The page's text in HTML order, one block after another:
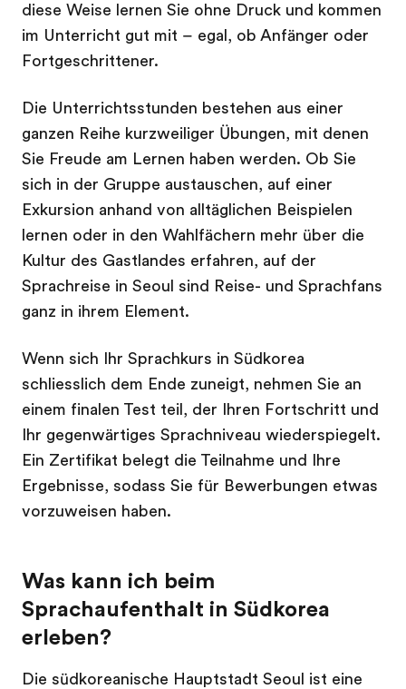
diese Weise lernen Sie ohne Druck und kommen
im Unterricht gut mit – egal, ob Anfänger oder
Fortgeschrittener.
Die Unterrichtsstunden bestehen aus einer
ganzen Reihe kurzweiliger Übungen, mit denen
Sie Freude am Lernen haben werden. Ob Sie
sich in der Gruppe austauschen, auf einer
Exkursion anhand von alltäglichen Beispielen
lernen oder in den Wahlfächern mehr über die
Kultur des Gastlandes erfahren, auf der
Sprachreise in Seoul sind Reise- und Sprachfans
ganz in ihrem Element.
Wenn sich Ihr Sprachkurs in Südkorea
schliesslich dem Ende zuneigt, nehmen Sie an
einem finalen Test teil, der Ihren Fortschritt und
Ihr gegenwärtiges Sprachniveau wiederspiegelt.
Ein Zertifikat belegt die Teilnahme und Ihre
Ergebnisse, sodass Sie für Bewerbungen etwas
vorzuweisen haben.
Was kann ich beim
Sprachaufenthalt in Südkorea
erleben?
Die südkoreanische Hauptstadt Seoul ist eine